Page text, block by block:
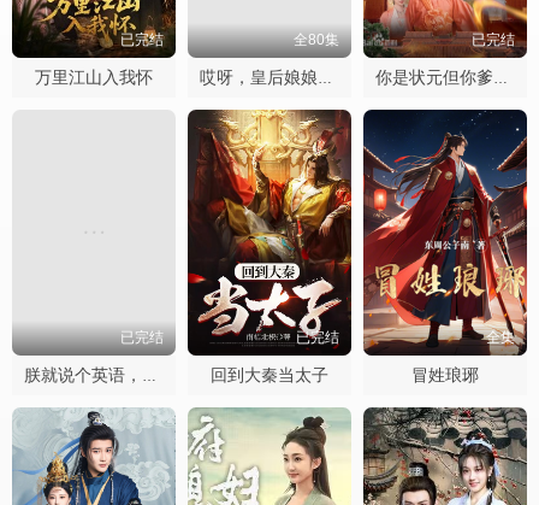
已完结
万里江山入我怀
全80集
哎呀，皇后娘娘来打工
已完结
你是状元但你爹是王爷
已完结
朕就说个英语，你们咋都下跪了
已完结
回到大秦当太子
全集
冒姓琅琊